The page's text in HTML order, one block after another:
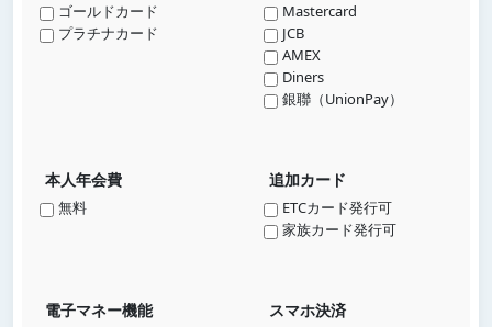
ゴールドカード
プラチナカード
Mastercard
JCB
AMEX
Diners
銀聯（UnionPay）
本人年会費
無料
追加カード
ETCカード発行可
家族カード発行可
電子マネー機能 スマホ決済